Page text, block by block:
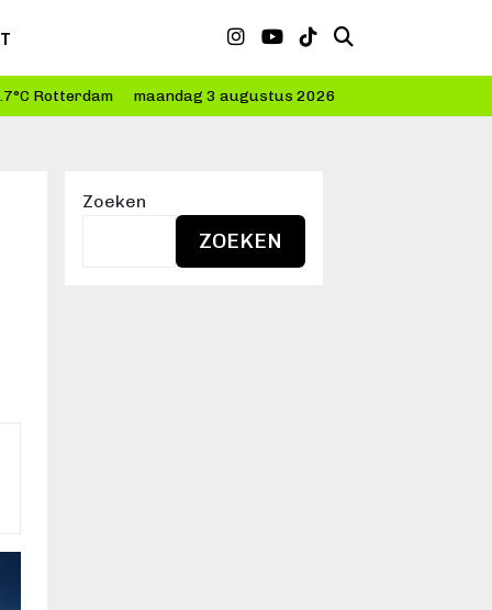
Rotterdam maandag 3 augustus 2026
Zoeken
ZOEKEN